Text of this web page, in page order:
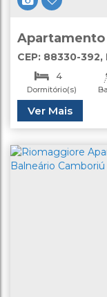
Centro
CEP: 88330-392,
4
Dormitório(s)
3
Vaga(s)
Ver Mais